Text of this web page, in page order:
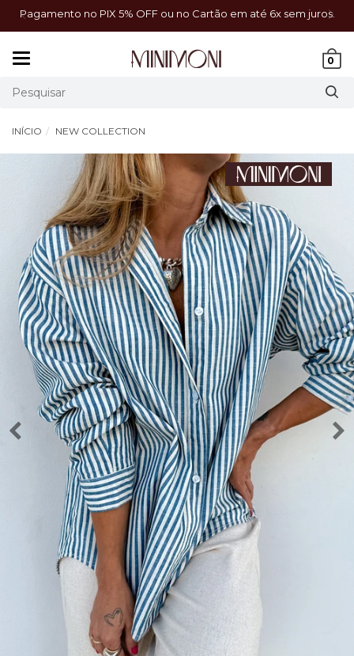
Pagamento no PIX 5% OFF ou no Cartão em até 6x sem juros.
0
INÍCIO NEW COLLECTION